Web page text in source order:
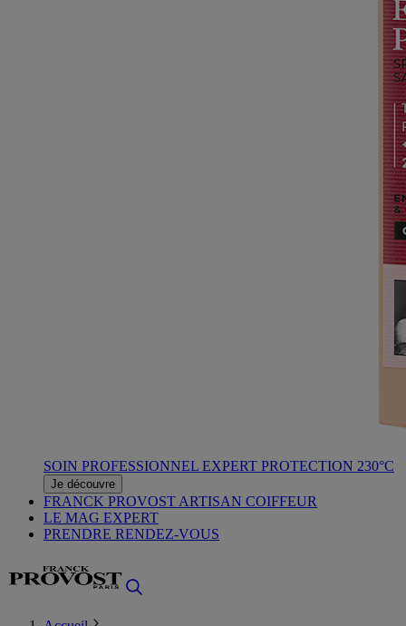
SOIN PROFESSIONNEL EXPERT PROTECTION 230°C
Je découvre
FRANCK PROVOST ARTISAN COIFFEUR
LE MAG EXPERT
PRENDRE RENDEZ-VOUS